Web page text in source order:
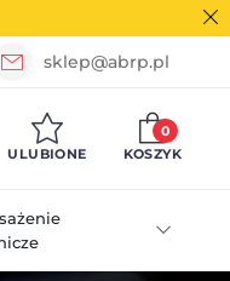
sklep@abrp.pl
ULUBIONE KOSZYK
0